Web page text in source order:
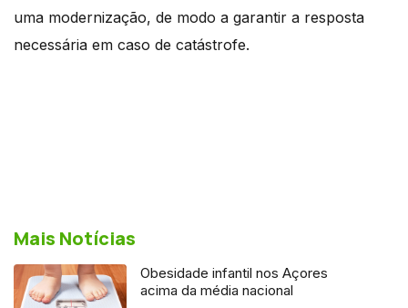
uma modernização, de modo a garantir a resposta
necessária em caso de catástrofe.
Mais Notícias
Obesidade infantil nos Açores
acima da média nacional